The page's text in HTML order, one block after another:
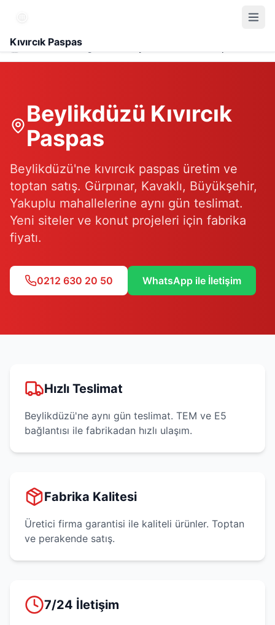
Kıvırcık Paspas
Hizmet Bölgesi
Beylikdüzü Kıvırcık
Paspas
Beylikdüzü'ne kıvırcık paspas üretim ve
toptan satış. Gürpınar, Kavaklı, Büyükşehir,
Yakuplu mahallelerine aynı gün teslimat.
Yeni siteler ve konut projeleri için fabrika
fiyatı.
0212 630 20 50 WhatsApp ile İletişim
Hızlı Teslimat
Beylikdüzü'ne aynı gün teslimat. TEM ve E5
bağlantısı ile fabrikadan hızlı ulaşım.
Fabrika Kalitesi
Üretici firma garantisi ile kaliteli ürünler. Toptan
ve perakende satış.
7/24 İletişim